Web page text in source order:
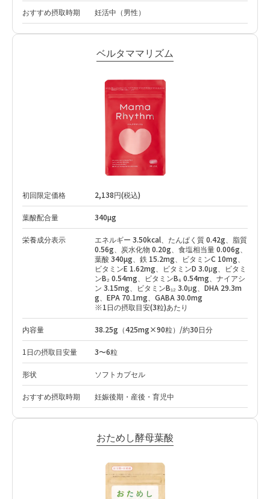
おすすめ摂取時期 妊活中（男性）
ベルタママリズム
初回限定価格 2,138円(税込)
葉酸配合量 340µg
栄養成分表示
エネルギー 3.50kcal、たんぱく質 0.42g、脂質
0.56g、炭水化物 0.20g、食塩相当量 0.006g、
葉酸 340µg、鉄 15.2mg、ビタミンC 10mg、
ビタミンE 1.62mg、ビタミンD 3.0μg、ビタミ
ンB₂ 0.54mg、ビタミンB₆ 0.54mg、ナイアシ
ン 3.15mg、ビタミンB₁₂ 3.0μg、DHA 29.3m
g、EPA 70.1mg、GABA 30.0mg
※1日の摂取目安(3粒)あたり
内容量 38.25g（425mg×90粒）/約30日分
1日の摂取目安量 3〜6粒
形状 ソフトカプセル
おすすめ摂取時期 妊娠後期・産後・育児中
おためし酵母葉酸